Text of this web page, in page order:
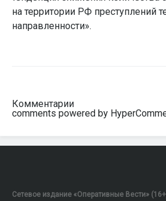
на территории РФ преступлений
направленности».
Комментарии
comments powered by
Сетевое издание «Оперативные Вести»